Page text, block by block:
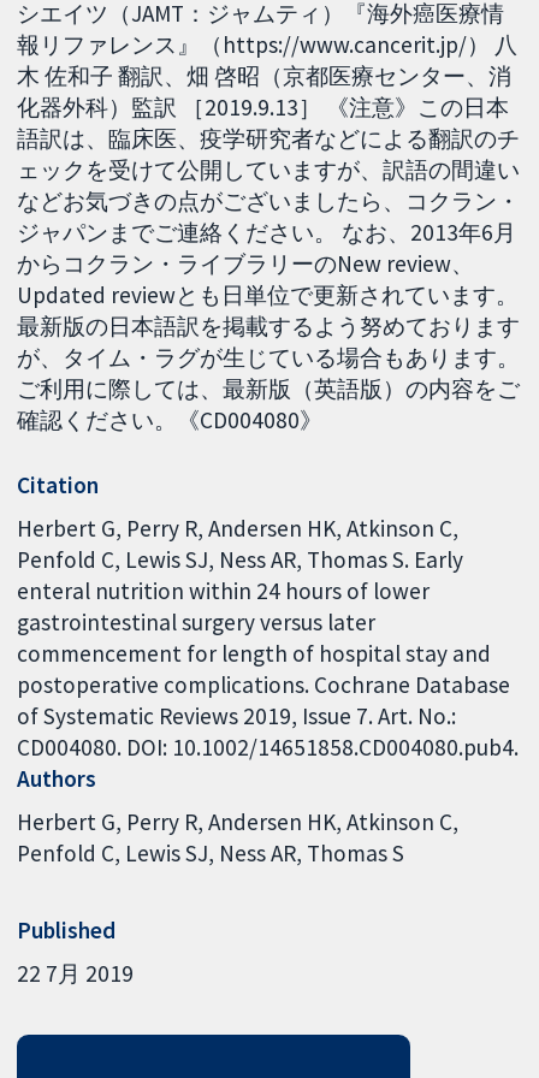
シエイツ（JAMT：ジャムティ）『海外癌医療情
報リファレンス』（https://www.cancerit.jp/） 八
木 佐和子 翻訳、畑 啓昭（京都医療センター、消
化器外科）監訳 ［2019.9.13］ 《注意》この日本
語訳は、臨床医、疫学研究者などによる翻訳のチ
ェックを受けて公開していますが、訳語の間違い
などお気づきの点がございましたら、コクラン・
ジャパンまでご連絡ください。 なお、2013年6月
からコクラン・ライブラリーのNew review、
Updated reviewとも日単位で更新されています。
最新版の日本語訳を掲載するよう努めております
が、タイム・ラグが生じている場合もあります。
ご利用に際しては、最新版（英語版）の内容をご
確認ください。《CD004080》
Citation
Herbert G, Perry R, Andersen HK, Atkinson C,
Penfold C, Lewis SJ, Ness AR, Thomas S. Early
enteral nutrition within 24 hours of lower
gastrointestinal surgery versus later
commencement for length of hospital stay and
postoperative complications. Cochrane Database
of Systematic Reviews 2019, Issue 7. Art. No.:
CD004080. DOI: 10.1002/14651858.CD004080.pub4.
Authors
Herbert G Perry R Andersen HK Atkinson C
Penfold C Lewis SJ Ness AR Thomas S
Published
22 7月 2019